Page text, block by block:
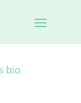
bio